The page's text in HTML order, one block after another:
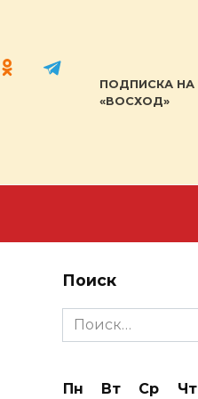
ПОДПИСКА НА
«ВОСХОД»
Поиск
Search
for:
Пн Вт Ср Чт